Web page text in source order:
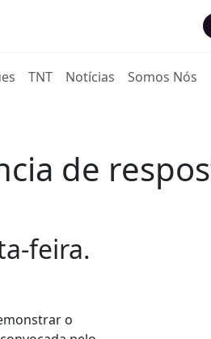
TNT Notícias Somos Nós
de
feira.
o